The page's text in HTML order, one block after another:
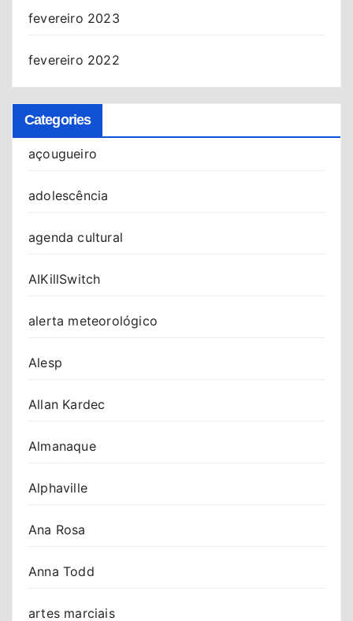
fevereiro 2023
fevereiro 2022
Categories
açougueiro
adolescência
agenda cultural
AIKillSwitch
alerta meteorológico
Alesp
Allan Kardec
Almanaque
Alphaville
Ana Rosa
Anna Todd
artes marciais